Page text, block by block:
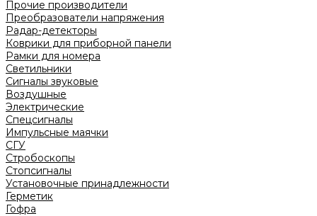
Прочие производители
Преобразователи напряжения
Радар-детекторы
Коврики для приборной панели
Рамки для номера
Светильники
Сигналы звуковые
Воздушные
Электрические
Спецсигналы
Импульсные маячки
СГУ
Стробоскопы
Стопсигналы
Установочные принадлежности
Герметик
Гофра